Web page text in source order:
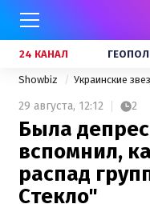
24 КАНАЛ
Showbiz Украинские
29 августа, 12:12 2
Была
вспомнил,
распад
Стекло"